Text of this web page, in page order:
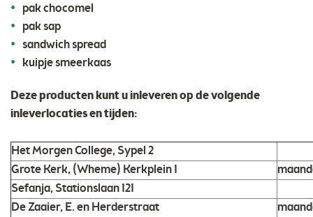
pak chocomel
pak sap
sandwich spread
kuipje smeerkaas
Deze producten kunt u inleveren op de volgende
inleverlocaties en tijden:
Het Morgen College, Sypel 2
Grote Kerk, (Wheme) Kerkplein 1
Sefanja, Stationslaan 121
De Zaaier, E. en Herderstraat